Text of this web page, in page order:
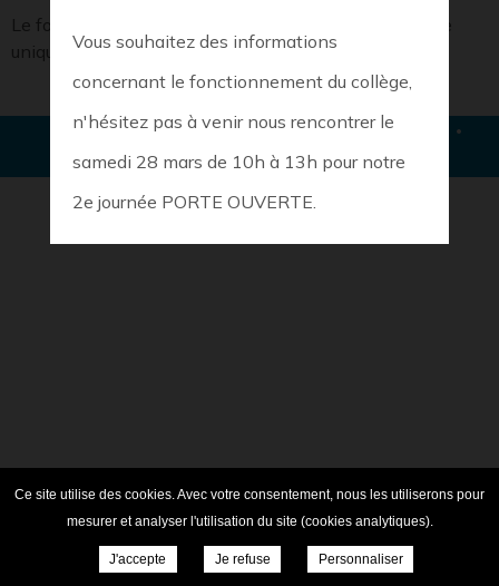
Le formulaire de gestion d’abonnement est disponible
uniquement pour les abonnés aux mailing listes.
© COPYRIGHT2018 College Sainte Ide SITE RÉALISÉ PAR L'ONPC
ENSEIGNEMENT PRIVÉ MENTIONS LÉGALES
Vous souhaitez des informations
concernant le fonctionnement du collège,
n'hésitez pas à venir nous rencontrer le
samedi 28 mars de 10h à 13h pour notre
2e journée PORTE OUVERTE.
Ce site utilise des cookies. Avec votre consentement, nous les utiliserons pour
mesurer et analyser l'utilisation du site (cookies analytiques).
J'accepte Je refuse Personnaliser